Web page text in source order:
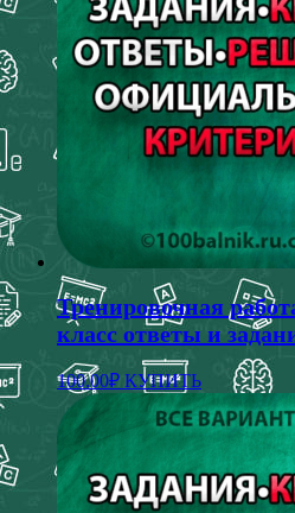
Тренировочная
класс ответы и
100.00₽ КУПИТЬ